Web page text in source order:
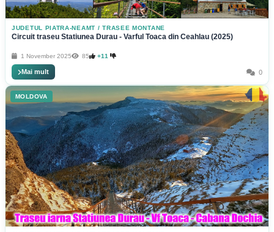
JUDETUL PIATRA-NEAMT /TRASEE MONTANE
Circuit traseu Statiunea Durau - Varful Toaca din Ceahlau (2025)
1 November 2025 85 +11
Mai mult 0
MOLDOVA